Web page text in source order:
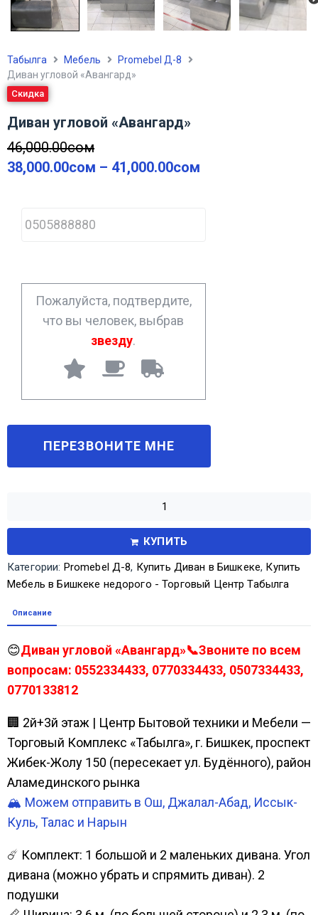
Табылга Мебель
Promebel Д-8
Диван угловой «Авангард»
Скидка
Диван угловой «Авангард»
46,000.00сом
38,000.00сом – 41,000.00сом
h
o
*
Пожалуйста, подтвердите,
что вы человек, выбрав
звезду.
КУПИТЬ
Категории: Promebel Д-8, Купить Диван в Бишкеке, Купить
Мебель в Бишкеке недорого - Торговый Центр Табылга
Описание
😊Диван угловой «Авангард»📞Звоните по всем
вопросам: 0552334433, 0770334433, 0507334433,
0770133812
🏢 2й+3й этаж | Центр Бытовой техники и Мебели —
Торговый Комплекс «Табылга», г. Бишкек, проспект
Жибек-Жолу 150 (пересекает ул. Будённого), район
Аламединского рынка
🏔️ Можем отправить в Ош, Джалал-Абад, Иссык-
Куль, Талас и Нарын
☄️ Комплект: 1 большой и 2 маленьких дивана. Угол
дивана (можно убрать и спрямить диван). 2
подушки